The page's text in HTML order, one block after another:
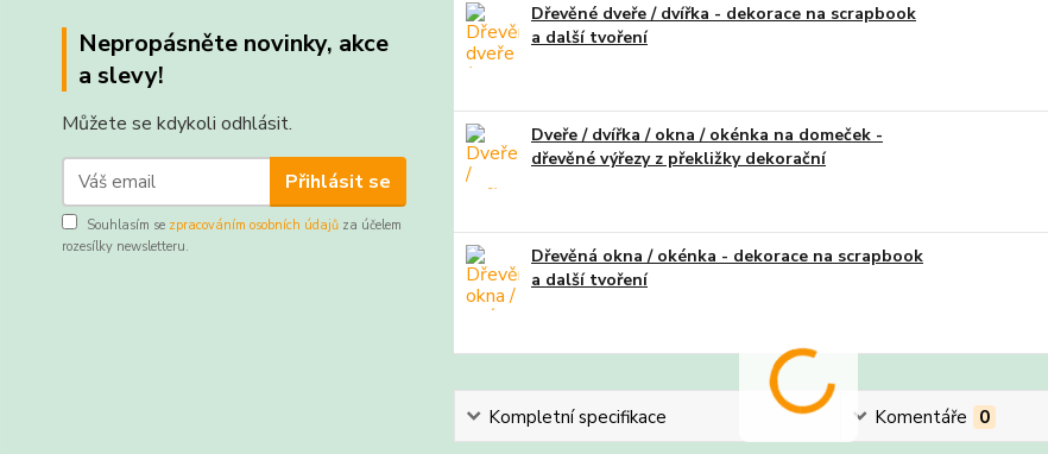
Nepropásněte novinky, akce
a slevy!
Můžete se kdykoli odhlásit.
Přihlásit se
Souhlasím se zpracováním osobních údajů za účelem
rozesílky newsletteru.
Dřevěné dveře / dvířka - dekorace na scrapbook
a další tvoření
Dveře / dvířka / okna / okénka na domeček -
dřevěné výřezy z překližky dekorační
Dřevěná okna / okénka - dekorace na scrapbook
a další tvoření
Kompletní specifikace Komentáře 0